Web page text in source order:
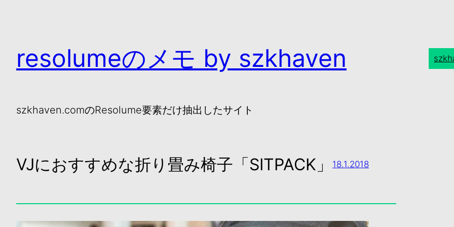
resolumeのメモ by szkhaven
szkhaven.comのResolume要素だけ抽出したサイト
VJにおすすめな折り畳み椅子「SITPACK」 18.1.2018